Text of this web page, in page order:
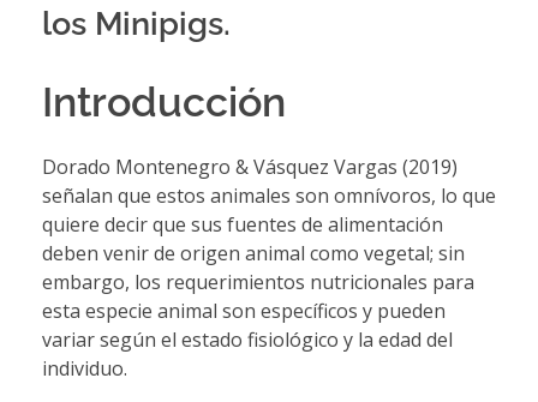
los Minipigs.
Introducción
Dorado Montenegro & Vásquez Vargas (2019)
señalan que estos animales son omnívoros, lo que
quiere decir que sus fuentes de alimentación
deben venir de origen animal como vegetal; sin
embargo, los requerimientos nutricionales para
esta especie animal son específicos y pueden
variar según el estado fisiológico y la edad del
individuo.